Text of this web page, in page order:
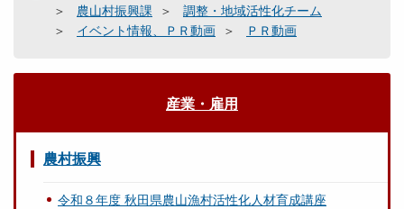
農山村振興課
調整・地域活性化チーム
イベント情報、ＰＲ動画
ＰＲ動画
産業・雇用
農村振興
令和８年度 秋田県農山漁村活性化人材育成講座